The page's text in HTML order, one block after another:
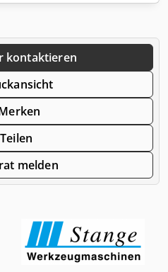
kontaktieren
Teilen
melden